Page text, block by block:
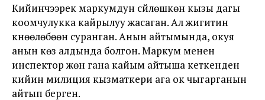
Кийинчээрек маркумдун сүйлөшкөн кызы дагы
коомчулукка кайрылуу жасаган. Ал жигитин
күнөөлөбөөнү суранган. Анын айтымында, окуя
анын көз алдында болгон. Маркум менен
инспектор жөн гана кайым айтыша кеткенден
кийин милиция кызматкери ага ок чыгарганын
айтып берген.